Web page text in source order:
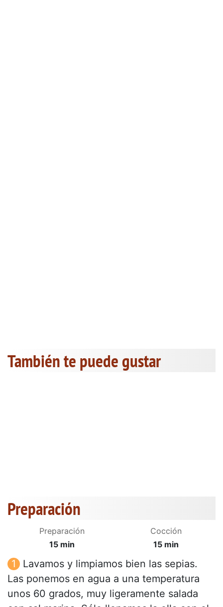
También te puede gustar
Preparación
Preparación
15 min
Cocción
15 min
Lavamos y limpiamos bien las sepias.
Las ponemos en agua a una temperatura
unos 60 grados, muy ligeramente salada